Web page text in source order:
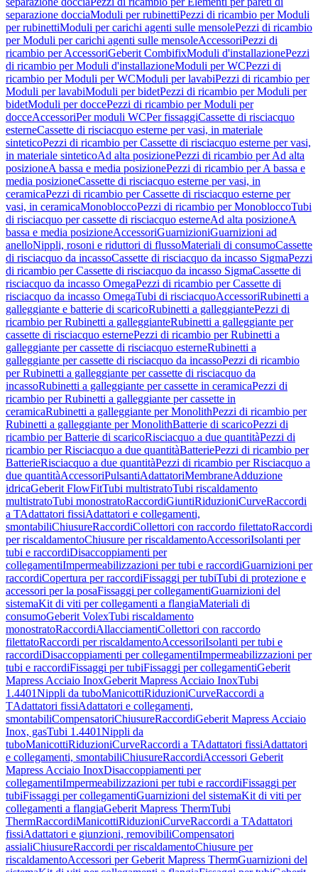
separazione docciaModuli per rubinettiPezzi di ricambio per Moduli
per rubinettiModuli per carichi agenti sulle mensolePezzi di ricambio
per Moduli per carichi agenti sulle mensoleAccessoriPezzi di
ricambio per AccessoriGeberit CombifixModuli d'installazionePezzi
di ricambio per Moduli d'installazioneModuli per WCPezzi di
ricambio per Moduli per WCModuli per lavabiPezzi di ricambio per
Moduli per lavabiModuli per bidetPezzi di ricambio per Moduli per
bidetModuli per doccePezzi di ricambio per Moduli per
docceAccessoriPer moduli WCPer fissaggiCassette di risciacquo
esterneCassette di risciacquo esterne per vasi, in materiale
sinteticoPezzi di ricambio per Cassette di risciacquo esterne per vasi,
in materiale sinteticoAd alta posizionePezzi di ricambio per Ad alta
posizioneA bassa e media posizionePezzi di ricambio per A bassa e
media posizioneCassette di risciacquo esterne per vasi, in
ceramicaPezzi di ricambio per Cassette di risciacquo esterne per
vasi, in ceramicaMonobloccoPezzi di ricambio per MonobloccoTubi
di risciacquo per cassette di risciacquo esterneAd alta posizioneA
bassa e media posizioneAccessoriGuarnizioniGuarnizioni ad
anelloNippli, rosoni e riduttori di flussoMateriali di consumoCassette
di risciacquo da incassoCassette di risciacquo da incasso SigmaPezzi
di ricambio per Cassette di risciacquo da incasso SigmaCassette di
risciacquo da incasso OmegaPezzi di ricambio per Cassette di
risciacquo da incasso OmegaTubi di risciacquoAccessoriRubinetti a
galleggiante e batterie di scaricoRubinetti a galleggiantePezzi di
ricambio per Rubinetti a galleggianteRubinetti a galleggiante per
cassette di risciacquo esternePezzi di ricambio per Rubinetti a
galleggiante per cassette di risciacquo esterneRubinetti a
galleggiante per cassette di risciacquo da incassoPezzi di ricambio
per Rubinetti a galleggiante per cassette di risciacquo da
incassoRubinetti a galleggiante per cassette in ceramicaPezzi di
ricambio per Rubinetti a galleggiante per cassette in
ceramicaRubinetti a galleggiante per MonolithPezzi di ricambio per
Rubinetti a galleggiante per MonolithBatterie di scaricoPezzi di
ricambio per Batterie di scaricoRisciacquo a due quantitàPezzi di
ricambio per Risciacquo a due quantitàBatteriePezzi di ricambio per
BatterieRisciacquo a due quantitàPezzi di ricambio per Risciacquo a
due quantitàAccessoriPulsantiAdattatoriMembraneAdduzione
idricaGeberit FlowFitTubi multistratoTubi riscaldamento
multistratoTubi monostratoRaccordiGiuntiRiduzioniCurveRaccordi
a TAdattatori fissiAdattatori e collegamenti,
smontabiliChiusureRaccordiCollettori con raccordo filettatoRaccordi
per riscaldamentoChiusure per riscaldamentoAccessoriIsolanti per
tubi e raccordiDisaccoppiamenti per
collegamentiImpermeabilizzazioni per tubi e raccordiGuarnizioni per
raccordiCopertura per raccordiFissaggi per tubiTubi di protezione e
accessori per la posaFissaggi per collegamentiGuarnizioni del
sistemaKit di viti per collegamenti a flangiaMateriali di
consumoGeberit VolexTubi riscaldamento
monostratoRaccordiAllacciamentiCollettori con raccordo
filettatoRaccordi per riscaldamentoAccessoriIsolanti per tubi e
raccordiDisaccoppiamenti per collegamentiImpermeabilizzazioni per
tubi e raccordiFissaggi per tubiFissaggi per collegamentiGeberit
Mapress Acciaio InoxGeberit Mapress Acciaio InoxTubi
1.4401Nippli da tuboManicottiRiduzioniCurveRaccordi a
TAdattatori fissiAdattatori e collegamenti,
smontabiliCompensatoriChiusureRaccordiGeberit Mapress Acciaio
Inox, gasTubi 1.4401Nippli da
tuboManicottiRiduzioniCurveRaccordi a TAdattatori fissiAdattatori
e collegamenti, smontabiliChiusureRaccordiAccessori Geberit
Mapress Acciaio InoxDisaccoppiamenti per
collegamentiImpermeabilizzazioni per tubi e raccordiFissaggi per
tubiFissaggi per collegamentiGuarnizioni del sistemaKit di viti per
collegamenti a flangiaGeberit Mapress ThermTubi
ThermRaccordiManicottiRiduzioniCurveRaccordi a TAdattatori
fissiAdattatori e giunzioni, removibiliCompensatori
assialiChiusureRaccordi per riscaldamentoChiusure per
riscaldamentoAccessori per Geberit Mapress ThermGuarnizioni del